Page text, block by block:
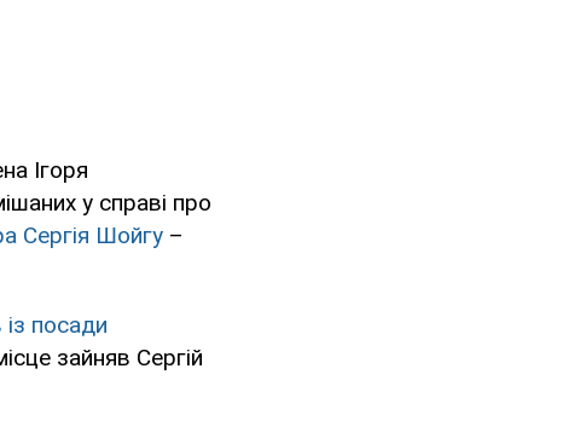
Ігоря
у справі про
Сергія Шойгу –
із посади
зайняв Сергій